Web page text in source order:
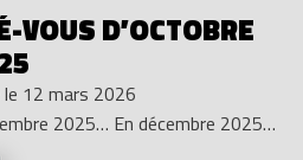
VOUS D’OCTOBRE
12 mars 2026
2025… En décembre 2025…